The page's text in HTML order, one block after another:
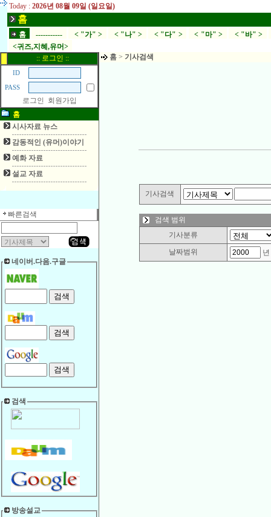
Today : 2026년 08월 09일 (일요일)
홈
홈 ----------- < "가" > < "나" > < "다" > < "마" > < "바" >
<귀즈,지혜,유머>
:: 로그인 ::
ID
PASS
로그인
회원가입
홈
시사자료 뉴스
감동적인 (유머)이야기
예화 자료
설교 자료
빠른검색
네이버.다음.구글
검색
방송설교
홈 > 기사검색
기사검색
검색 범위
기사분류
날짜범위